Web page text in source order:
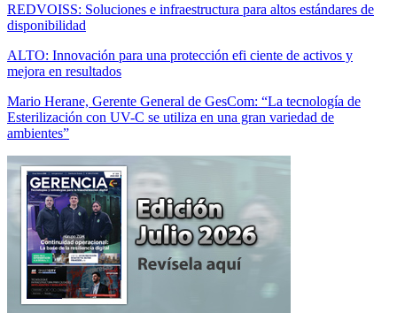
REDVOISS: Soluciones e infraestructura para altos estándares de
disponibilidad
ALTO: Innovación para una protección efi ciente de activos y
mejora en resultados
Mario Herane, Gerente General de GesCom: “La tecnología de
Esterilización con UV-C se utiliza en una gran variedad de
ambientes”